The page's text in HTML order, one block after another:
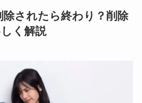
されたら終わり？削除
く解説